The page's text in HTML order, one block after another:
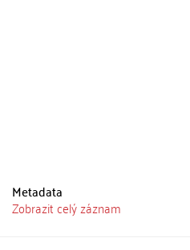
Metadata
Zobrazit celý záznam